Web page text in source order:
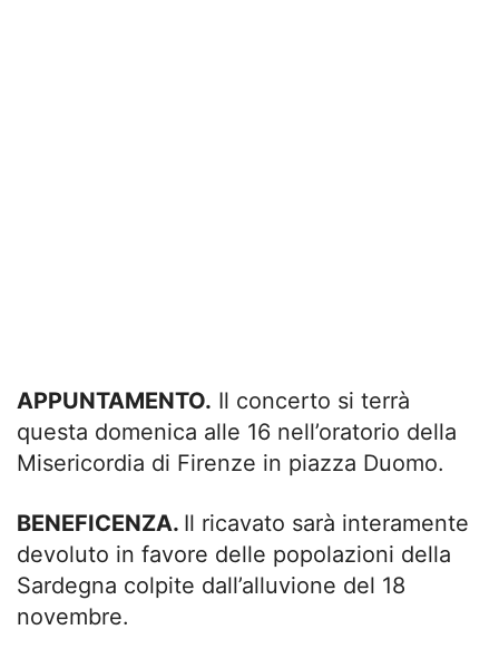
APPUNTAMENTO. Il concerto si terrà
questa domenica alle 16 nell’oratorio della
Misericordia di Firenze in piazza Duomo.
BENEFICENZA. Il ricavato sarà interamente
devoluto in favore delle popolazioni della
Sardegna colpite dall’alluvione del 18
novembre.